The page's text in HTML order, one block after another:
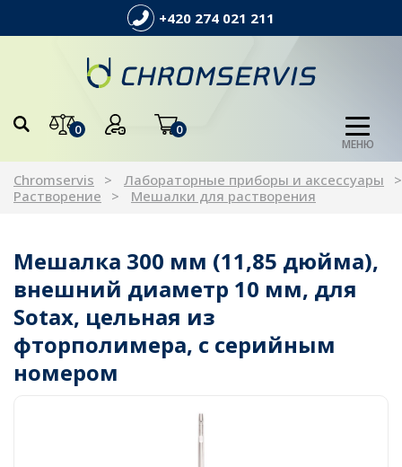
+420 274 021 211
0 0
МЕНЮ
Chromservis
Лабораторные приборы и аксессуары
Растворение
Мешалки для растворения
Мешалка 300 мм (11,85 дюйма),
внешний диаметр 10 мм, для
Sotax, цельная из
фторполимера, с серийным
номером